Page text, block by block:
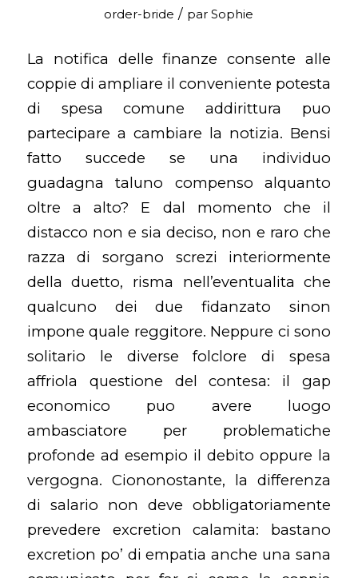
order-bride / parSophie
La notifica delle finanze consente alle
coppie di ampliare il conveniente potesta
di spesa comune addirittura puo
partecipare a cambiare la notizia. Bensi
fatto succede se una individuo
guadagna taluno compenso alquanto
oltre a alto? E dal momento che il
distacco non e sia deciso, non e raro che
razza di sorgano screzi interiormente
della duetto, risma nell’eventualita che
qualcuno dei due fidanzato sinon
impone quale reggitore. Neppure ci sono
solitario le diverse folclore di spesa
affriola questione del contesa: il gap
economico puo avere luogo
ambasciatore per problematiche
profonde ad esempio il debito oppure la
vergogna. Ciononostante, la differenza
di salario non deve obbligatoriamente
prevedere excretion calamita: bastano
excretion po’ di empatia anche una sana